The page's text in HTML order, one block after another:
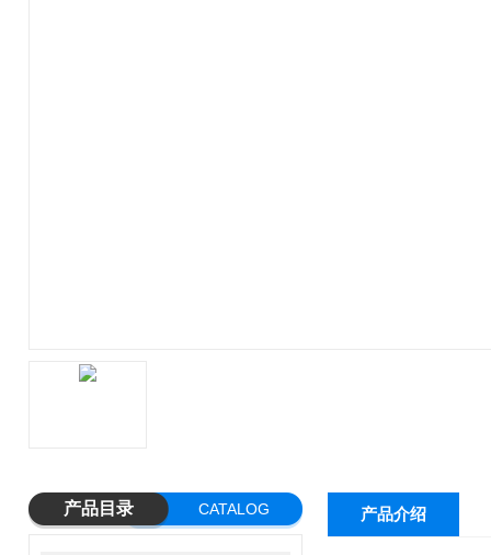
产品目录 CATALOG 产品介绍